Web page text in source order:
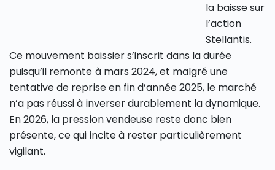
la baisse sur
l’action
Stellantis.
Ce mouvement baissier s’inscrit dans la durée
puisqu’il remonte à mars 2024, et malgré une
tentative de reprise en fin d’année 2025, le marché
n’a pas réussi à inverser durablement la dynamique.
En 2026, la pression vendeuse reste donc bien
présente, ce qui incite à rester particulièrement
vigilant.